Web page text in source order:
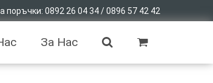
поръчки: 0892 26 04 34 / 0896 57 42 42
За Нас